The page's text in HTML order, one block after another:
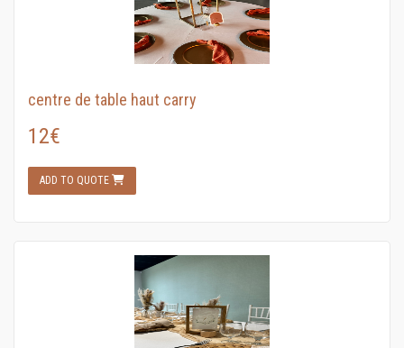
centre de table haut carry
12€
ADD TO QUOTE